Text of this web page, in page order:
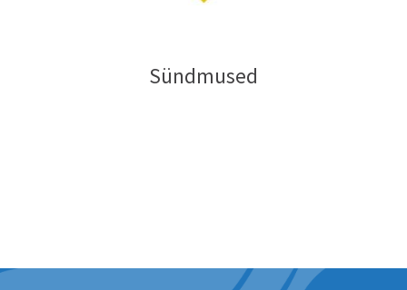
Sündmused